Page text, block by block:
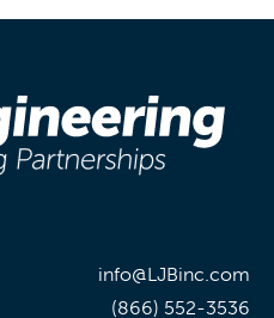
info@LJBinc.com
(866) 552-3536